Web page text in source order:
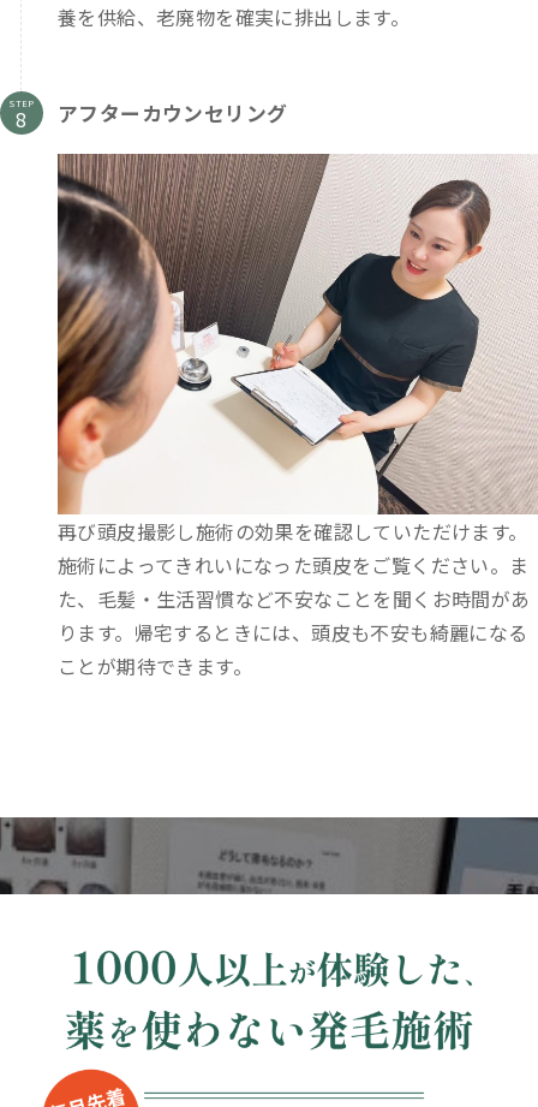
養を供給、老廃物を確実に排出します。
STEP アフターカウンセリング
再び頭皮撮影し施術の効果を確認していただけます。
施術によってきれいになった頭皮をご覧ください。ま
た、毛髪・生活習慣など不安なことを聞くお時間があ
ります。帰宅するときには、頭皮も不安も綺麗になる
ことが期待できます。